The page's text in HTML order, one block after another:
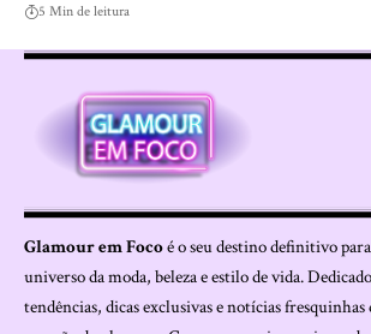
5 Min de leitura
Glamour em Focoé o seu destino definitivo
universo da moda, beleza e estilo de vida.
tendências, dicas exclusivas e notícias